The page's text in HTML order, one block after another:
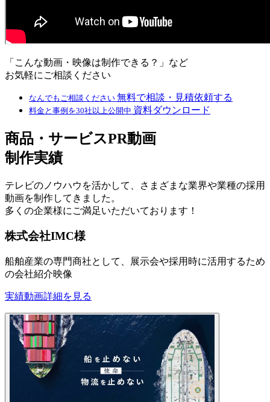
「こんな動画・映像は制作できる？」など
お気軽にご相談ください
なんでもご相談ください 無料で相談・見積依頼する
料金と事例を30社以上公開中 資料ダウンロード
商品・サービスPR動画
制作実績
テレビのノウハウを活かして、さまざまな業界や業種の採用
動画を制作してきました。
多くの企業様にご満足いただいております！
株式会社IMC様
船舶産業の専門商社として、展示会や採用時に活用するため
の会社紹介映像
実績動画詳細を見る